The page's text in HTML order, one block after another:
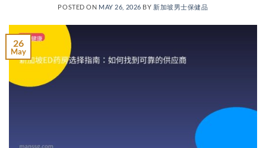
POSTED ON MAY 26, 2026 BY 新加坡男士保健品
26
May